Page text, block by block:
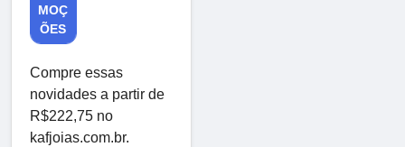
MOÇ
ÕES
Compre essas
novidades a partir de
R$222,75 no
kafjoias.com.br.